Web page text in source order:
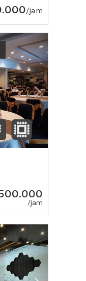
/jam
Next2
/jam
Next2